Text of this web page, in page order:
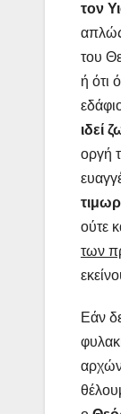
τον
του
ή ότι
ιδεί
οργή
ούτε
των
Εάν